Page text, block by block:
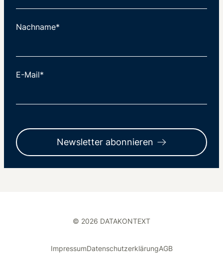
Nachname*
E-Mail*
Newsletter abonnieren
© 2026 DATAKONTEXT
ImpressumDatenschutzerklärungAGB